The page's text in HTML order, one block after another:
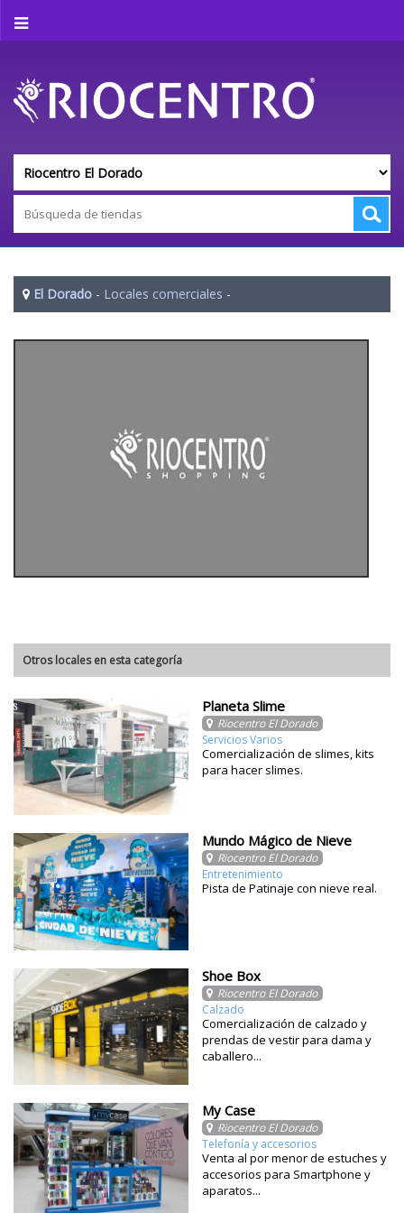
El Dorado - Locales comerciales -
Otros locales en esta categoría
Planeta Slime
Riocentro El Dorado
Servicios Varios
Comercialización de slimes, kits
para hacer slimes.
Mundo Mágico de Nieve
Riocentro El Dorado
Entretenimiento
Pista de Patinaje con nieve real.
Shoe Box
Riocentro El Dorado
Calzado
Comercialización de calzado y
prendas de vestir para dama y
caballero...
My Case
Riocentro El Dorado
Telefonía y accesorios
Venta al por menor de estuches y
accesorios para Smartphone y
aparatos...